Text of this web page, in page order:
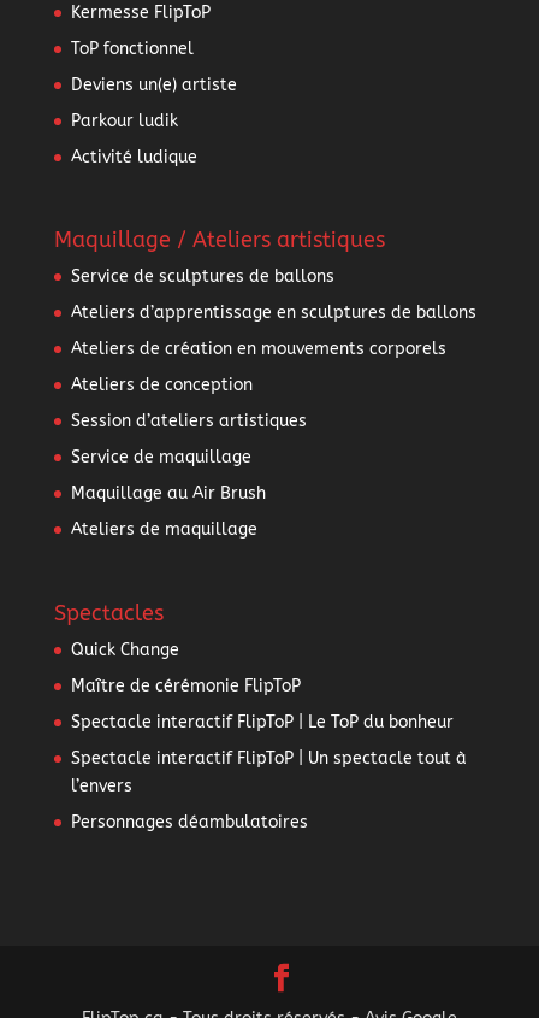
Kermesse FlipToP
ToP fonctionnel
Deviens un(e) artiste
Parkour ludik
Activité ludique
Maquillage / Ateliers artistiques
Service de sculptures de ballons
Ateliers d’apprentissage en sculptures de ballons
Ateliers de création en mouvements corporels
Ateliers de conception
Session d’ateliers artistiques
Service de maquillage
Maquillage au Air Brush
Ateliers de maquillage
Spectacles
Quick Change
Maître de cérémonie FlipToP
Spectacle interactif FlipToP | Le ToP du bonheur
Spectacle interactif FlipToP | Un spectacle tout à
l’envers
Personnages déambulatoires